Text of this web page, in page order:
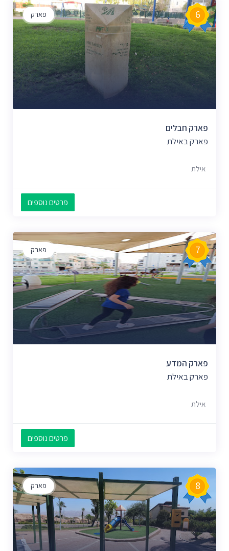
פארק 6
פארק חבלים
פארק באילת
אילת
פרטים נוספים
פארק 7
פארק המדע
פארק באילת
אילת
פרטים נוספים
פארק 8